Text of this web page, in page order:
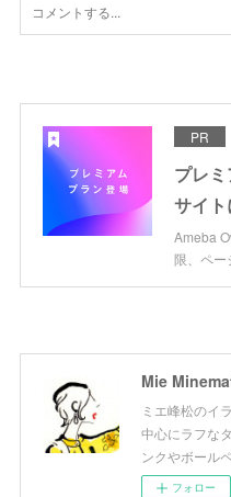
PR
プレ
サイト
Ameba
限、ペー
Mie
ミエ峰松のイ
中心にラフな
ンクやボール
フォロー